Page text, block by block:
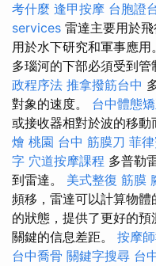
考什麼 逢甲按摩 台胞證
services 雷達主要用於
用於水下研究和軍事應用
多瑙河的下部必須受到管
政程序法 推拿撥筋台中
對象的速度。 台中體態
或接收器相對於波的移動
燴 桃園 台中 筋膜刀 菲
字 穴道按摩課程 多普勒
到雷達。 美式整復 筋膜
頻移，雷達可以計算物
的狀態，提供了更好的
關鍵的信息差距。 按摩
台中喬骨 關鍵字搜尋 台